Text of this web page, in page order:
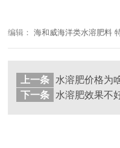
编辑：海和威海洋类水溶肥料
上一条
下一条